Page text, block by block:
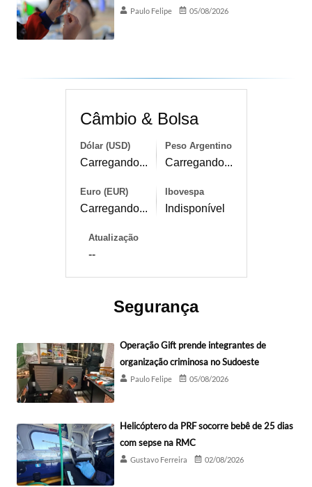
Paulo Felipe 05/08/2026
Câmbio & Bolsa
Dólar (USD)
Carregando...
Peso Argentino
Carregando...
Euro (EUR)
Carregando...
Ibovespa
Indisponível
Atualização
--
Segurança
Operação Gift prende integrantes de
organização criminosa no Sudoeste
Paulo Felipe 05/08/2026
Helicóptero da PRF socorre bebê de 25 dias
com sepse na RMC
Gustavo Ferreira 02/08/2026